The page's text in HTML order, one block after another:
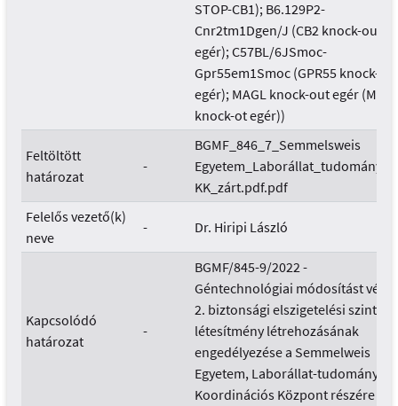
STOP-CB1); B6.129P2-
Cnr2tm1Dgen/J (CB2 knock-out
egér); C57BL/6JSmoc-
Gpr55em1Smoc (GPR55 knock-
egér); MAGL knock-out egér (MGL
knock-ot egér))
Feltöltött
határozat
-
BGMF_846_7_Semmelsweis
Egyetem_Laborállat_tudományi
KK_zárt.pdf.pdf
Felelős vezető(k)
neve
- Dr. Hiripi László
Kapcsolódó
határozat
-
BGMF/845-9/2022 -
Géntechnológiai módosítást
2. biztonsági elszigetelési szintű
létesítmény létrehozásának
engedélyezése a Semmelweis
Egyetem, Laborállat-tudományi
Koordinációs Központ részére